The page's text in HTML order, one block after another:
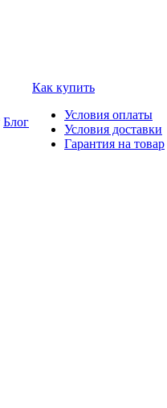
Блог
Как купить
Условия оплаты
Условия доставки
Гарантия на товар